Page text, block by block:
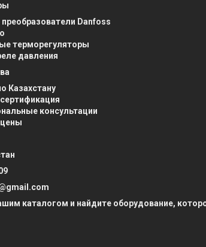
Danfoss
терморегуляторы
давления
Казахстану
консультации
каталогом и найдите оборудование,